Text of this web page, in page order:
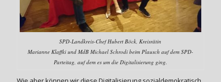
SPD-Landkreis-Chef Hubert Böck, Kreisrätin
Marianne Klaffki und MdB Michael Schrodi beim Plausch auf dem SPD-
Parteitag, auf dem es um die Digitalisierung ging.